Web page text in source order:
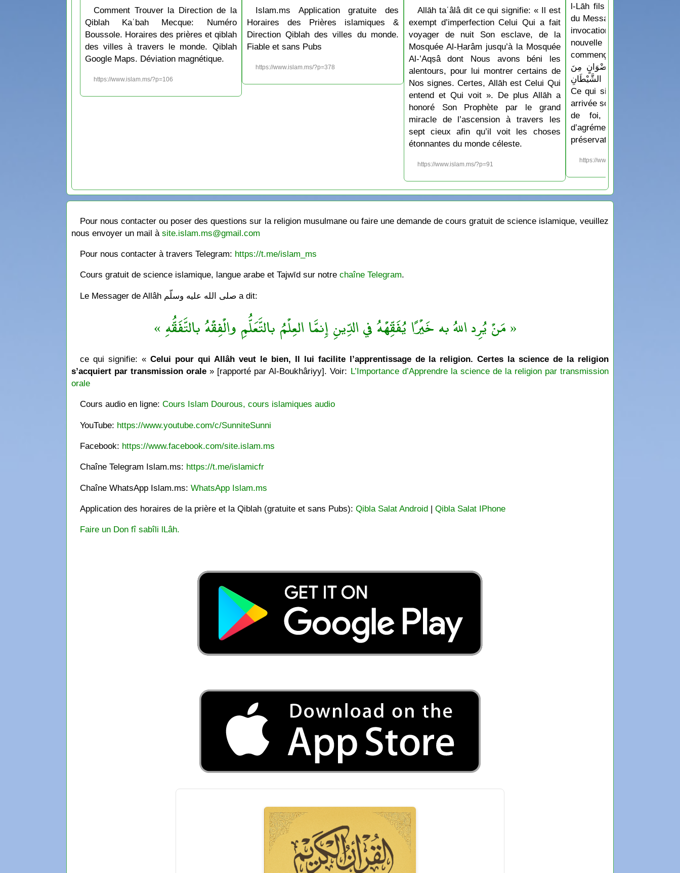
Comment Trouver la Direction de la
Qiblah Kaʿbah Mecque: Numéro
Boussole. Horaires des prières et qiblah
des villes à travers le monde. Qiblah
Google Maps. Déviation magnétique.
https://www.islam.ms/?p=106
Islam.ms Application gratuite des
Horaires des Prières islamiques &
Direction Qiblah des villes du monde.
Fiable et sans Pubs
https://www.islam.ms/?p=378
Allāh taʿâlâ dit ce qui signifie: « Il est
exempt d’imperfection Celui Qui a fait
voyager de nuit Son esclave, de la
Mosquée Al-Ḥarâm jusqu’à la Mosquée
Al-’Aqṣâ dont Nous avons béni les
alentours, pour lui montrer certains de
Nos signes. Certes, Allāh est Celui Qui
entend et Qui voit ». De plus Allāh a
honoré Son Prophète par le grand
miracle de l’ascension à travers les
sept cieux afin qu’il voit les choses
étonnantes du monde céleste.
https://www.islam.ms/?p=91
l-Lāh fils de Hichām: Les
du Messager de Allāh
invocation qu’ils disaient
nouvelle année ou un
commençait: « اللَّهُمَّ أَدْخِلْهُ عَلَيْنَا بِالْأَمْنِ
وَالْإِسْلَامِ، وَرِضْوَانٍ مِنَ
(أيْ حِفْظٍ) مِنَ الشَّيْطَانِ »
Ce qui signifie: « Ô Allāh
arrivée soit accompagnée
de foi, de protection
d’agrément de Ar-
préservation contre le
https://www.islam.ms/?p=1213
Pour nous contacter ou poser des questions sur la religion musulmane ou faire une demande de cours gratuit de science islamique, veuillez
nous envoyer un mail à site.islam.ms@gmail.com
Pour nous contacter à travers Telegram: https://t.me/islam_ms
Cours gratuit de science islamique, langue arabe et Tajwīd sur notrechaîne Telegram.
Le Messager de Allâh صلى الله عليه وسلّم a dit:
« مَنْ يُرِد اللهُ به خَيْرًا يُفَقِّهْهُ في الدِّينِ إِنمَّا العِلْمُ بالتَّعَلُّمِ والْفِقْهُ بالتَّفَقُّهِ »
ce qui signifie: « Celui pour qui Allâh veut le bien, Il lui facilite l’apprentissage de la religion. Certes la science de la religion
s’acquiert par transmission orale » [rapporté par Al-Boukhâriyy]. Voir: L’Importance d’Apprendre la science de la religion par transmission
orale
Cours audio en ligne:Cours Islam Dourous, cours islamiques audio
YouTube: https://www.youtube.com/c/SunniteSunni
Facebook: https://www.facebook.com/site.islam.ms
Chaîne Telegram Islam.ms: https://t.me/islamicfr
Chaîne WhatsApp Islam.ms:WhatsApp Islam.ms
Application des horaires de la prière et la Qiblah (gratuite et sans Pubs):Qibla Salat Android |Qibla Salat IPhone
Faire un Don fî sabîli lLâh.